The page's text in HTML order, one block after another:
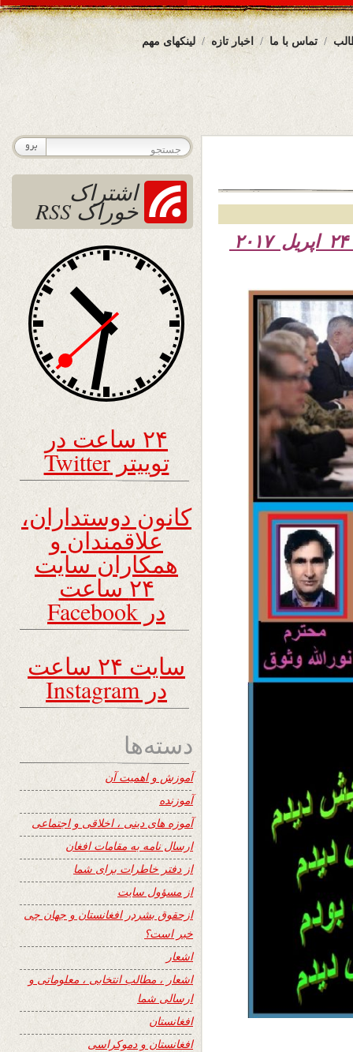
لینکهای مهم اخبار تازه تماس با ما
اشتراک
خوراک RSS
۲۴ ساعت در
توییتر Twitter
کانون دوستداران،
علاقمندان و
همکاران سایت
۲۴ ساعت
در Facebook
سایت ۲۴ ساعت
در Instagram
دسته‌ها
آموزش و اهمیت آن
آموزنده
آموزه های دینی ، اخلاقی و اجتماعی
ارسال نامه به مقامات افغان
از دفتر خاطرات برای شما
از مسؤول سایت
ازحقوق بشردر افغانستان و جهان چی
خبر است؟
اشعار
اشعار ، مطالب انتخابی ، معلوماتی و
ارسالی شما
افغانستان
افغانستان و دموکراسی